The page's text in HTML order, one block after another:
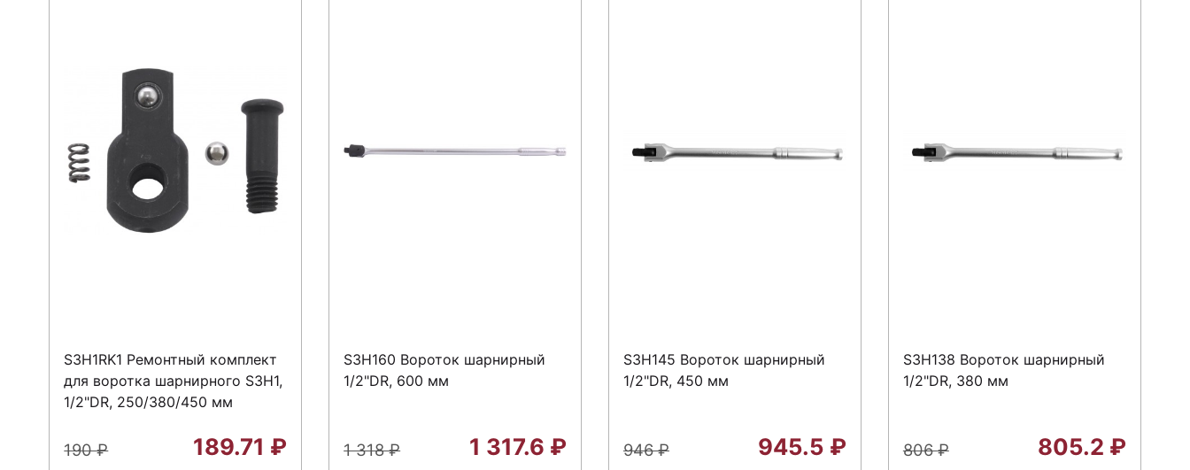
S3H1RK1 Ремонтный комплект
для воротка шарнирного S3H1,
1/2"DR, 250/380/450 мм
190₽ 189.71 ₽
S3H160 Вороток шарнирный
1/2"DR, 600 мм
1 318₽ 1 317.6 ₽
S3H145 Вороток шарнирный
1/2"DR, 450 мм
946₽ 945.5 ₽
S3H138 Вороток шарнирный
1/2"DR, 380 мм
806₽ 805.2 ₽